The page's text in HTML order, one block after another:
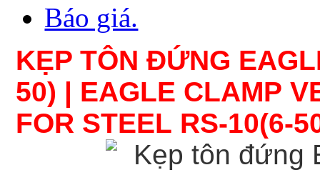
Báo giá.
KẸP TÔN ĐỨNG
50) | EAGLE CLAMP
FOR STEEL RS-10(6-